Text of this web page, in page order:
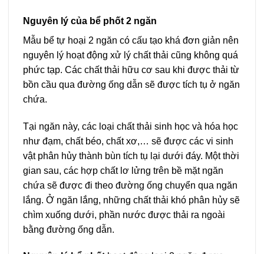
Nguyên lý của bể phốt 2 ngăn
Mẫu bể tự hoại 2 ngăn có cấu tạo khá đơn giản nên
nguyên lý hoạt động xử lý chất thải cũng không quá
phức tạp. Các chất thải hữu cơ sau khi được thải từ
bồn cầu qua đường ống dẫn sẽ được tích tụ ở ngăn
chứa.
Tại ngăn này, các loại chất thải sinh học và hóa học
như đạm, chất béo, chất xơ,… sẽ được các vi sinh
vật phân hủy thành bùn tích tụ lại dưới đáy. Một thời
gian sau, các hợp chất lơ lửng trên bề mặt ngăn
chứa sẽ được đi theo đường ống chuyển qua ngăn
lắng. Ở ngăn lắng, những chất thải khó phân hủy sẽ
chìm xuống dưới, phần nước được thải ra ngoài
bằng đường ống dẫn.